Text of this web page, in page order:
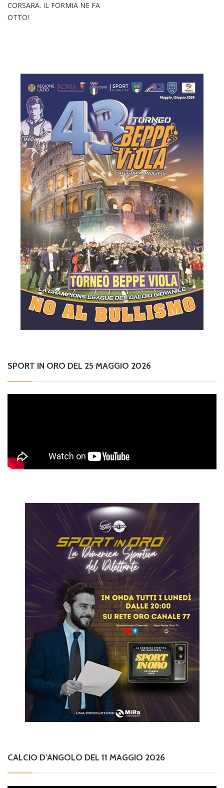
CORSARA. IL FORMIA NE FA
OTTO!
SPORT IN ORO DEL 25 MAGGIO 2026
CALCIO D’ANGOLO DEL 11 MAGGIO 2026